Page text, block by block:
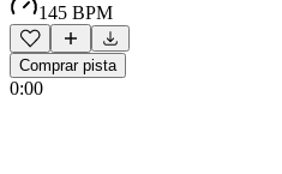
145 BPM
Comprar pista
0:00